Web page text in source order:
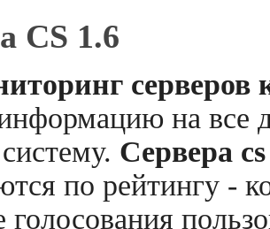
CS 1.6
серверов
на все
Сервера
по рейтингу -
голосования